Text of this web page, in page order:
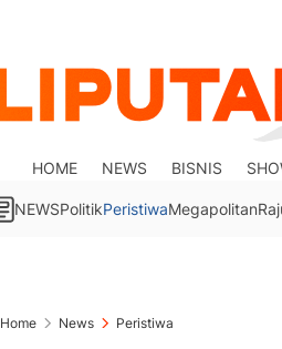
HOME NEWS BISNIS
NEWSPolitikPeristiwaMegapolitan
Home News Peristiwa